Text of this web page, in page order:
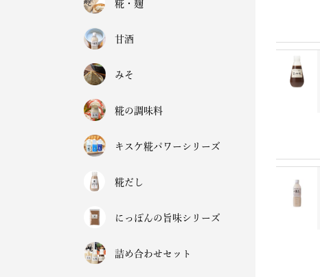
糀・麹
甘酒
みそ
糀の調味料
キスケ糀パワーシリーズ
糀だし
にっぽんの旨味シリーズ
詰め合わせセット